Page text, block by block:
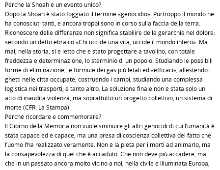
Perché la Shoah è un evento unico?
Dopo la Shoah è stato foggiato il termine «genocidio». Purtroppo il mondo ne
ha conosciuti tanti, e ancora troppi sono in corso sulla faccia della terra.
Riconoscere delle differenze non significa stabilire delle gerarchie nel dolore:
secondo un detto ebraico «Chi uccide una vita, uccide il mondo intero». Ma
mai, nella storia, si è letto che è stato progettare a tavolino, con totale
freddezza e determinazione, lo sterminio di un popolo. Studiando le possibili
forme di eliminazione, le formule dei gas più letali ed «efficaci», allestendo i
ghetti nelle città occupate, costruendo i campi, studiando una complessa
logistica nei trasporti, e tanto altro. La soluzione finale non è stata solo un
atto di inaudita violenza, ma soprattutto un progetto collettivo, un sistema di
morte (CFR: La Stampa).
Perché ricordare e commemorare?
Il Giorno della Memoria non vuole sminuire gli altri genocidi di cui l’umanità è
stata capace ed è capace, ma una presa di coscienza collettiva del fatto che
l’uomo l’ha realizzato veramente. Non è la pietà per i morti ad animarlo, ma
la consapevolezza di quel che è accaduto. Che non deve più accadere, ma
che in un passato ancora molto vicino a noi, nella civile e illuminata Europa,